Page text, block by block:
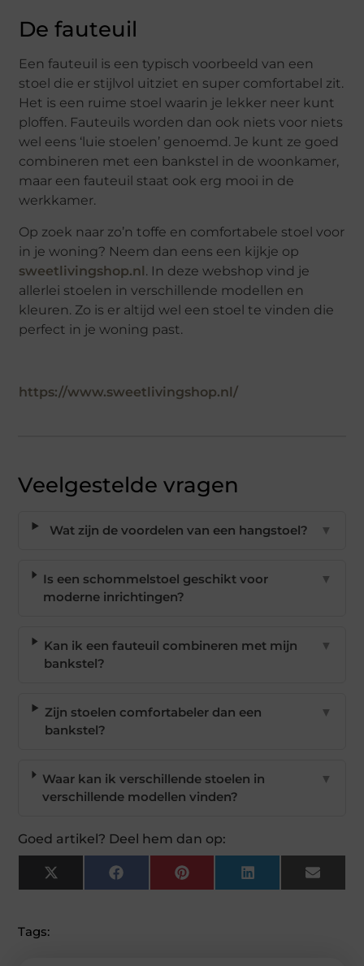
De fauteuil
Een fauteuil is een typisch voorbeeld van een
stoel die er stijlvol uitziet en super comfortabel zit.
Het is een ruime stoel waarin je lekker neer kunt
ploffen. Fauteuils worden dan ook niets voor niets
wel eens ‘luie stoelen’ genoemd. Je kunt ze goed
combineren met een bankstel in de woonkamer,
maar een fauteuil staat ook erg mooi in de
werkkamer.
Op zoek naar zo’n toffe en comfortabele stoel voor
in je woning? Neem dan eens een kijkje op
sweetlivingshop.nl. In deze webshop vind je
allerlei stoelen in verschillende modellen en
kleuren. Zo is er altijd wel een stoel te vinden die
perfect in je woning past.
https://www.sweetlivingshop.nl/
Veelgestelde vragen
Wat zijn de voordelen van een hangstoel? ▼
Is een schommelstoel geschikt voor
moderne inrichtingen?
▼
Kan ik een fauteuil combineren met mijn
bankstel?
▼
Zijn stoelen comfortabeler dan een
bankstel?
▼
Waar kan ik verschillende stoelen in
verschillende modellen vinden?
▼
Goed artikel? Deel hem dan op:
X
(Twitter)
FacebookPinterest LinkedIn Email
Tags: